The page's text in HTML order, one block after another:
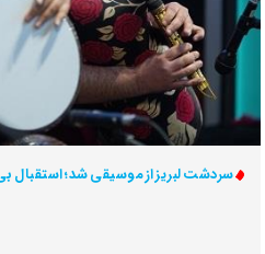
سردشت لبریز از موسیقی شد؛ استقبال